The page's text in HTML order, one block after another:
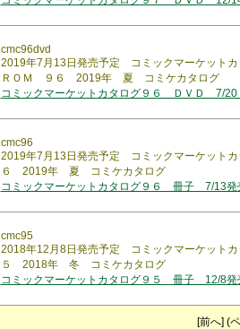
cmc96dvd
2019年7月13日発売予定 コミックマーケット
ＲＯＭ ９６ 2019年 夏 コミケカタログ
コミックマーケットカタログ９６ ＤＶＤ 7/
cmc96
2019年7月13日発売予定 コミックマーケット
６ 2019年 夏 コミケカタログ
コミックマーケットカタログ９６ 冊子 7/13発
cmc95
2018年12月8日発売予定 コミックマーケット
５ 2018年 冬 コミケカタログ
コミックマーケットカタログ９５ 冊子 12/8発
[前へ] (